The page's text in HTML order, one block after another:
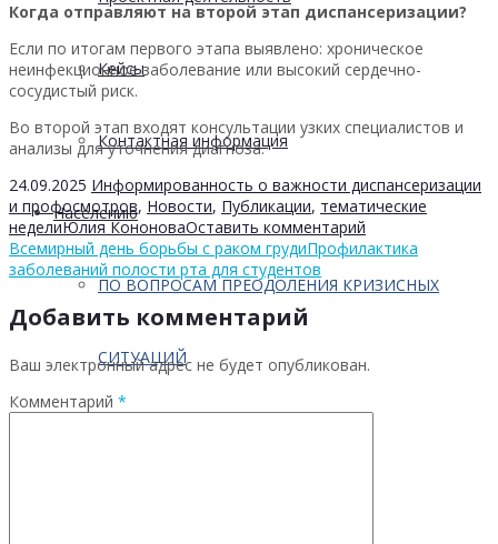
Кейсы
Контактная информация
Населению
ПО ВОПРОСАМ ПРЕОДОЛЕНИЯ КРИЗИСНЫХ
СИТУАЦИЙ
Когда отправляют на второй этап диспансеризации?
Если по итогам первого этапа выявлено: хроническое
неинфекционное заболевание или высокий сердечно-
сосудистый риск.
Во второй этап входят консультации узких специалистов и
анализы для уточнения диагноза.
24.09.2025 Информированность о важности диспансеризации
и профосмотров, Новости, Публикации, тематические
неделиЮлия КононоваОставить комментарий
Всемирный день борьбы c раком грудиПрофилактика
заболеваний полости рта для студентов
Добавить комментарий
Ваш электронный адрес не будет опубликован.
Комментарий *